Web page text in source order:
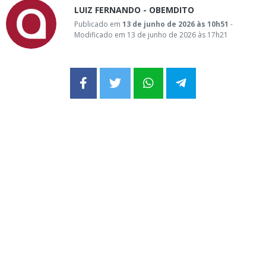
LUIZ FERNANDO - OBEMDITO
Publicado em 13 de junho de 2026 às 10h51 -
Modificado em 13 de junho de 2026 às 17h21